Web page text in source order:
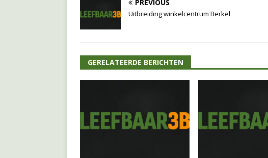
PREVIOUS
Uitbreiding winkelcentrum Berkel
GERELATEERDE BERICHTEN